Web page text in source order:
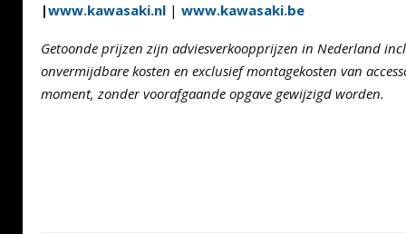
|www.kawasaki.nl | www.kawasaki.be
Getoonde prijzen zijn adviesverkoopprijzen in Nederland
onvermijdbare kosten en exclusief montagekosten van
moment, zonder voorafgaande opgave gewijzigd worden.